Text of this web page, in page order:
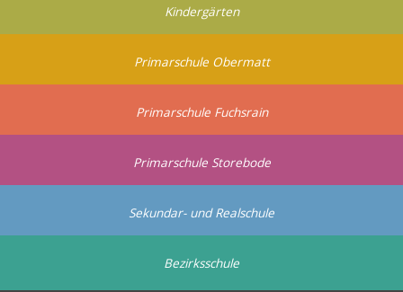
Kindergärten
Primarschule Obermatt
Primarschule Fuchsrain
Primarschule Storebode
Sekundar- und Realschule
Bezirksschule